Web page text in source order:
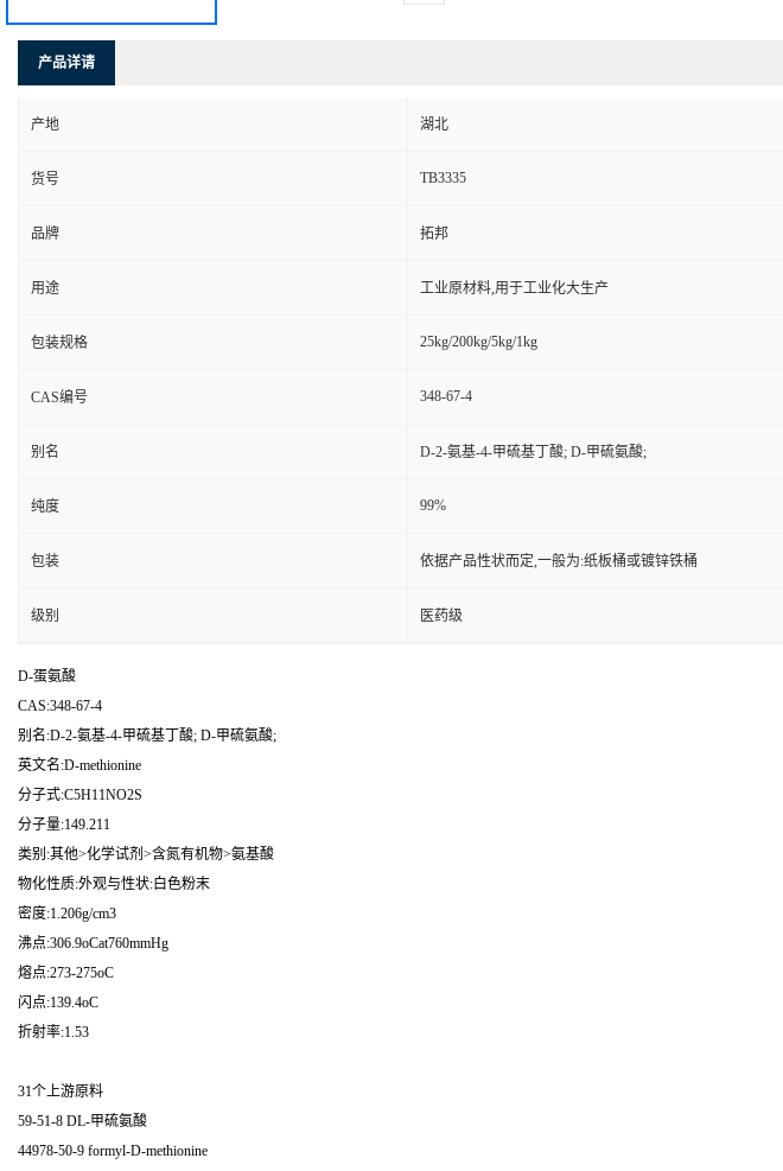
产品详请
产地 湖北
货号 TB3335
品牌 拓邦
用途 工业原材料,用于工业化大生产
包装规格 25kg/200kg/5kg/1kg
CAS编号 348-67-4
别名 D-2-氨基-4-甲硫基丁酸; D-甲硫氨酸;
纯度 99%
包装 依据产品性状而定,一般为:纸板桶或镀锌铁桶
级别 医药级
D-蛋氨酸
CAS:348-67-4
别名:D-2-氨基-4-甲硫基丁酸; D-甲硫氨酸;
英文名:D-methionine
分子式:C5H11NO2S
分子量:149.211
类别:其他>化学试剂>含氮有机物>氨基酸
物化性质:外观与性状:白色粉末
密度:1.206g/cm3
沸点:306.9oCat760mmHg
熔点:273-275oC
闪点:139.4oC
折射率:1.53
31个上游原料
59-51-8 DL-甲硫氨酸
44978-50-9 formyl-D-methionine